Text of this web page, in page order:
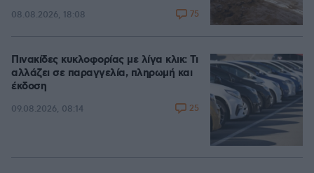
08.08.2026, 18:08 75
Πινακίδες κυκλοφορίας με λίγα κλικ: Τι
αλλάζει σε παραγγελία, πληρωμή και
έκδοση
09.08.2026, 08:14 25